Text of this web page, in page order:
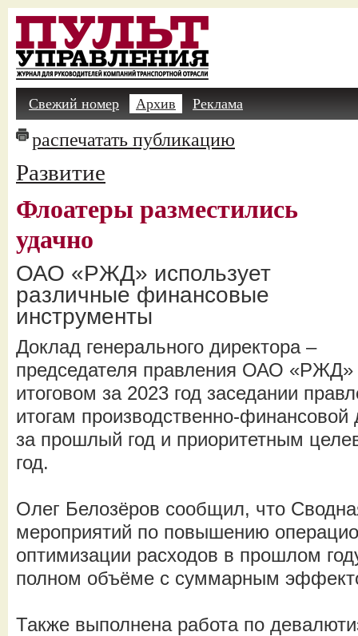
Свежий номер Архив Реклама
распечатать публикацию
Развитие
Флоатеры разместились
удачно
ОАО «РЖД» использует
различные финансовые
инструменты
Доклад генерального директора –
председателя правления ОАО «РЖД»
итоговом за 2023 год заседании
итогам производственно-финансовой
за прошлый год и приоритетным
год.
Олег Белозёров сообщил, что
мероприятий по повышению
оптимизации расходов в прошлом
полном объёме с суммарным
Также выполнена работа по